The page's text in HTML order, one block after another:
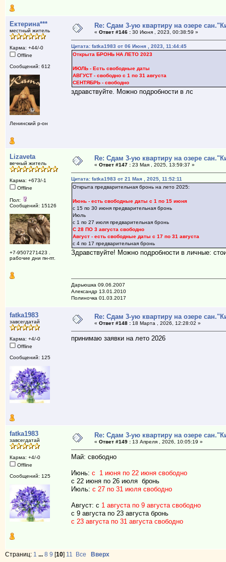
Ектерина***
местный житель
Карма: +44/-0
Offline
Сообщений: 612
Ленинский р-он
Re: Сдам 3-ую квартиру на озере
« Ответ #146 :30 Июня , 2023, 00:38:59 »
Цитата: fatka1983 от 06 Июня , 2023, 11:44:45
Открыта БРОНЬ НА ЛЕТО 2023
ИЮЛЬ - Есть свободные даты
АВГУСТ - свободно с 1 по 31 августа
СЕНТЯБРЬ - свободно
здравствуйте. Можно подробности в лс
Lizaveta
вечный житель
Карма: +673/-1
Offline
Пол:
Сообщений: 15126
+7-9507271423 .
рабочие дни пн-пт.
Re: Сдам 3-ую квартиру на озере
« Ответ #147 :23 Мая , 2025, 13:59:37 »
Цитата: fatka1983 от 21 Мая , 2025, 11:52:11
Открыта предварительная бронь на лето 2025:
Июнь - есть свободные даты с 1 по 15 июня
с 15 по 30 июня предварительная бронь
Июль
с 1 по 27 июля предварительная бронь
С 28 ПО 3 августа свободно
Август - есть свободные даты с 17 по 31 августа
с 4 по 17 предварительная бронь
Здравствуйте! Можно подробности в личные:
Дарьюшка 09.06.2007
Александр 13.01.2010
Полиночка 01.03.2017
fatka1983
завсегдатай
Карма: +4/-0
Offline
Сообщений: 125
Re: Сдам 3-ую квартиру на озере
« Ответ #148 :18 Марта , 2026, 12:28:02 »
принимаю заявки на лето 2026
fatka1983
завсегдатай
Карма: +4/-0
Offline
Сообщений: 125
Re: Сдам 3-ую квартиру на озере
« Ответ #149 :13 Апреля , 2026, 10:05:19 »
Май: свободно
Июнь: с 1 июня по 22 июня свободно
с 22 июня по 26 июля бронь
Июль: с 27 по 31 июля свободно
Август: с 1 августа по 9 августа свободно
с 9 августа по 23 августа бронь
с 23 августа по 31 августа свободно
Страниц: 1 ... 8 9 [10] 11 Все Вверх